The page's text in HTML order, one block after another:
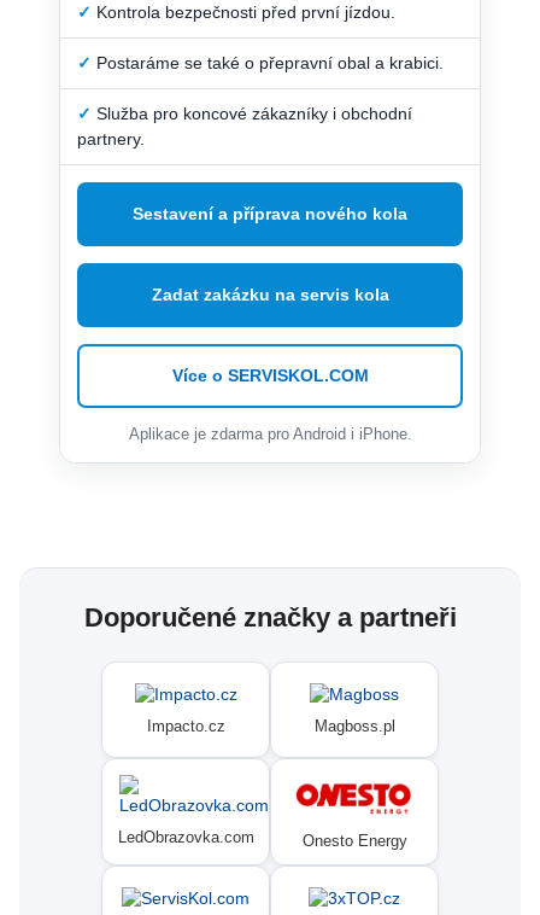
✓ Kontrola bezpečnosti před první jízdou.
✓ Postaráme se také o přepravní obal a krabici.
✓ Služba pro koncové zákazníky i obchodní
partnery.
Sestavení a příprava nového kola
Zadat zakázku na servis kola
Více o SERVISKOL.COM
Aplikace je zdarma pro Android i iPhone.
Doporučené značky a partneři
Impacto.cz Magboss.pl
LedObrazovka.com Onesto Energy